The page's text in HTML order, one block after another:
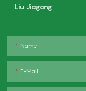
Liu Jiagang
Name
E-Mail